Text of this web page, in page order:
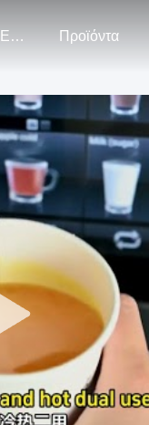
Περίπου Εμείς Προϊόντα